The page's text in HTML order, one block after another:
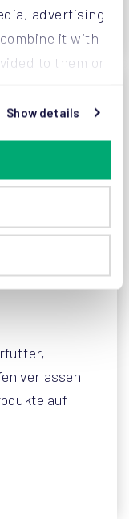
advertising
it with
to them or
Show details
verlassen
auf